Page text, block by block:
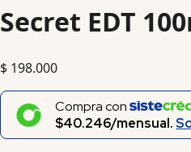
Secret EDT
$ 198.000
Compra con
$40.246/mensual.